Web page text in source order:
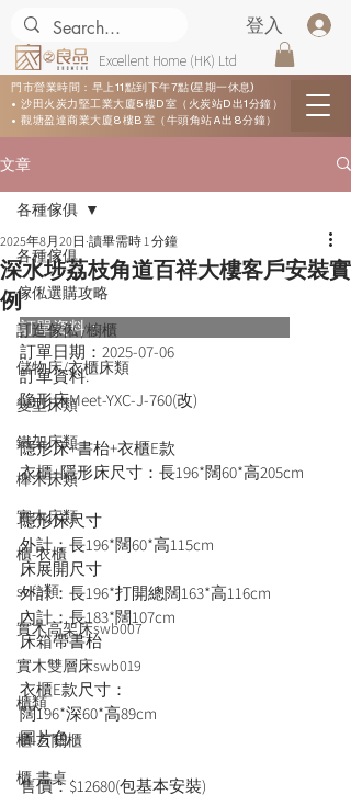
Excellent Home (HK) Ltd
登入
門市營業時間：早上11點到下午7點(星期一休息)
• 沙田火炭力堅工業大廈5樓D室（火炭站D出1分鐘）
• 觀塘盈達商業大廈8樓B室（牛頭角站A出8分鐘）
文章
各種傢俱
傢俬選購攻略
訂造傢俬 /櫥櫃
儲物床/衣櫃床類
變型床類
鐵架床類
櫸木床類
實木床類
櫃-衣櫃
sofa類
實木高架床swb007
實木雙層床swb019
櫃類
櫃-玄關櫃
櫃-書桌
各種傢俱
深水埗荔枝角道百祥大樓客戶安裝實
例
2025年8月20日 讀畢需時 1 分鐘
訂單資料：
訂單日期： 2025-07-06
訂單資料:
隐形床Meet-YXC-J-760(改)
隱形床+書枱+衣櫃E款
衣櫃+隱形床尺寸：長196*闊60*高205cm
隱形床尺寸
外計：長196*闊60*高115cm
床展開尺寸
外計：長196*打開總闊163*高116cm
內計：長183*闊107cm
床箱帶書枱
衣櫃E款尺寸：
闊196*深60*高89cm
圖片色
售價：$12680(包基本安裝)